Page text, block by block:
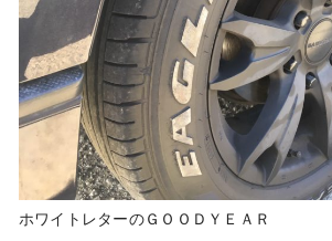
ホワイトレターのＧＯＯＤＹＥＡＲ